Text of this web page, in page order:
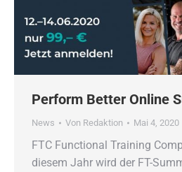
Perform Better Online
News Von Redaktion Mai 4, 2020
FTC Functional Training
diesem Jahr wird der FT-